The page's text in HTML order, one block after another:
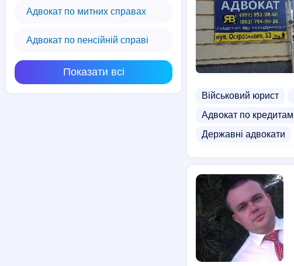
Адвокат по митних справах
Адвокат по пенсійній справі
Показати всі
Військовий юрист
Адвокат по кредитам
Державні адвокати